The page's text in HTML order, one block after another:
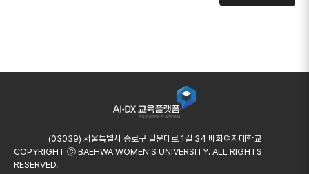
(03039) 서울특별시 종로구 필운대로 1길 34 배화여자대학교
COPYRIGHT ⓒ BAEHWA WOMEN'S UNIVERSITY. ALL RIGHTS
RESERVED.